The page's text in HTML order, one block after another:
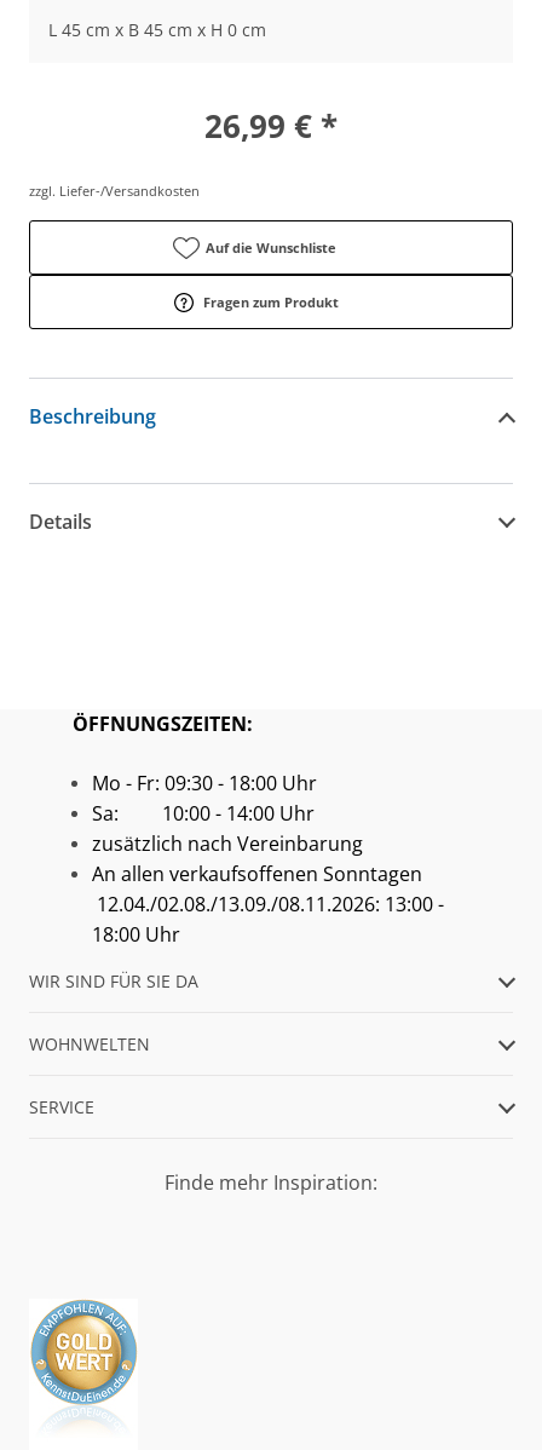
L 45 cm x B 45 cm x H 0 cm
26,99 € *
zzgl. Liefer-/Versandkosten
Auf die Wunschliste
Fragen zum Produkt
Beschreibung
Details
ÖFFNUNGSZEITEN:
Mo - Fr: 09:30 - 18:00 Uhr
Sa: 10:00 - 14:00 Uhr
zusätzlich nach Vereinbarung
An allen verkaufsoffenen Sonntagen
12.04./02.08./13.09./08.11.2026: 13:00 -
18:00 Uhr
WIR SIND FÜR SIE DA
WOHNWELTEN
SERVICE
Finde mehr Inspiration: